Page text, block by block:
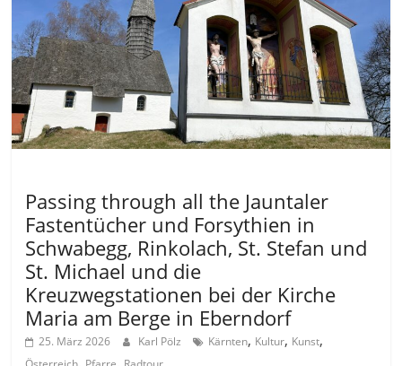
Passing through all the Jauntaler
Fastentücher und Forsythien in
Schwabegg, Rinkolach, St. Stefan und
St. Michael und die
Kreuzwegstationen bei der Kirche
Maria am Berge in Eberndorf
25. März 2026 Karl Pölz Kärnten, Kultur, Kunst,
, ,